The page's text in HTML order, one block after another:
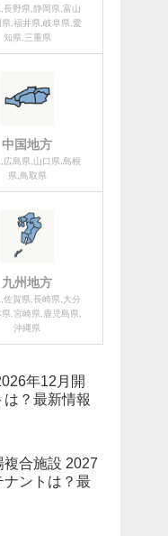
長野県,静岡県,富山
県,福井県,岐阜県,愛
知県,三重県
中国地方
,広島県,山口県,島根
県,鳥取県
九州地方
佐賀県,長崎県,大分
,宮崎県,鹿児島県,
沖縄県
年12月開
？最新情報
合施設 2027
ントは？最